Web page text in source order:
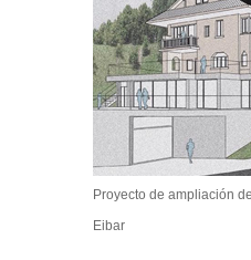
Proyecto de ampliación
Eibar